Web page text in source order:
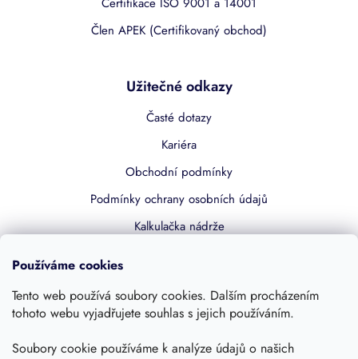
Používáme cookies
Tento web používá soubory cookies. Dalším procházením
tohoto webu vyjadřujete souhlas s jejich používáním.
Soubory cookie používáme k analýze údajů o našich
Člen APEK (Certifikovaný obchod)
Užitečné odkazy
Časté dotazy
Kariéra
Obchodní podmínky
Podmínky ochrany osobních údajů
Kalkulačka nádrže
Kontakty
Sledujte nás